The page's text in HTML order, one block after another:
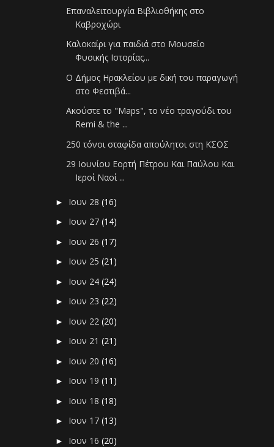
Επαναλειτουργία Βιβλιοθήκης στο
Καβροχώρι
Καλοκαίρι για παιδιά στο Μουσείο
Φυσικής Ιστορίας...
O Δήμος Ηρακλείου με δική του παραγωγή
στο Φεστιβά...
Ακούστε το "Maps", το νέο τραγούδι του
Remi & the ...
250 τόνοι σταφίδα απούλητοι στη ΚΣΟΣ
29 Ιουνίου Εορτή Πέτρου Και Παύλου Και
Ιεροί Ναοί ...
► Ιουν 28(16)
► Ιουν 27(14)
► Ιουν 26(17)
► Ιουν 25(21)
► Ιουν 24(24)
► Ιουν 23(22)
► Ιουν 22(20)
► Ιουν 21(21)
► Ιουν 20(16)
► Ιουν 19(11)
► Ιουν 18(18)
► Ιουν 17(13)
► Ιουν 16(20)